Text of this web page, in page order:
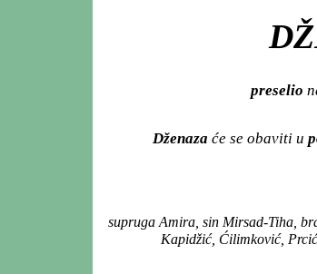
preselio
Dženaza će se obaviti u
supruga Amira, sin Mirsad-Tiha,
Kapidžić, Ćilimković,